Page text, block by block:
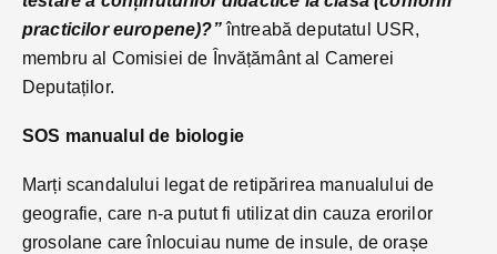
practicilor europene)?”întreabă deputatul USR,
membru al Comisiei de Învățământ al Camerei
Deputaților.
SOS manualul de biologie
Marți scandalului legat de retipărirea manualului de
geografie, care n-a putut fi utilizat din cauza erorilor
grosolane care înlocuiau nume de insule, de orașe